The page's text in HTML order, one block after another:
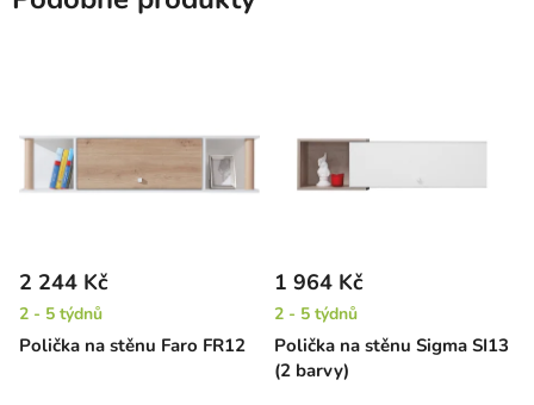
Polička na stěnu Faro FR12
2 244 Kč
2 - 5 týdnů
Polička na stěnu Sigma SI13
(2 barvy)
1 964 Kč
2 - 5 týdnů